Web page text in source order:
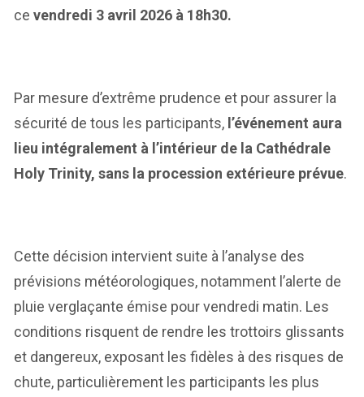
ce vendredi 3 avril 2026 à 18h30.
Par mesure d’extrême prudence et pour assurer la
sécurité de tous les participants,l’événement aura
lieu intégralement à l’intérieur de la Cathédrale
Holy Trinity, sans la procession extérieure prévue.
Cette décision intervient suite à l’analyse des
prévisions météorologiques, notamment l’alerte de
pluie verglaçante émise pour vendredi matin. Les
conditions risquent de rendre les trottoirs glissants
et dangereux, exposant les fidèles à des risques de
chute, particulièrement les participants les plus